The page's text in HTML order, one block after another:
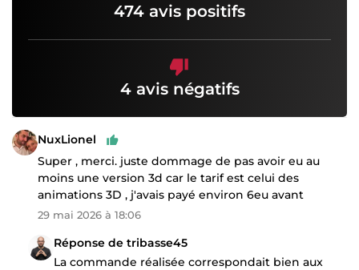
474 avis positifs
4 avis négatifs
NuxLionel
Super , merci. juste dommage de pas avoir eu au
moins une version 3d car le tarif est celui des
animations 3D , j'avais payé environ 6eu avant
29 mai 2026 à 18:06
Réponse de tribasse45
La commande réalisée correspondait bien aux